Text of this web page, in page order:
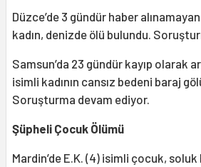
Düzce’de 3 gündür haber
kadın, denizde ölü bulundu.
Samsun’da 23 gündür kayıp olarak
isimli kadının cansız bedeni baraj
Soruşturma devam ediyor.
Şüpheli Çocuk Ölümü
Mardin’de E.K. (4) isimli çocuk,